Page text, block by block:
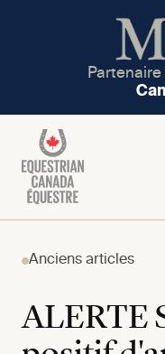
Anciens articles
ALERTE